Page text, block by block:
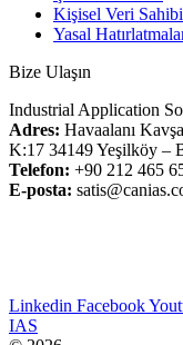
Kişisel Veri
Yasal
Bize Ulaşın
Industrial Application
Adres: Havaalanı
K:17 34149 Yeşilköy –
Telefon: +90 212 465
E-posta:
Linkedin Facebook
IAS